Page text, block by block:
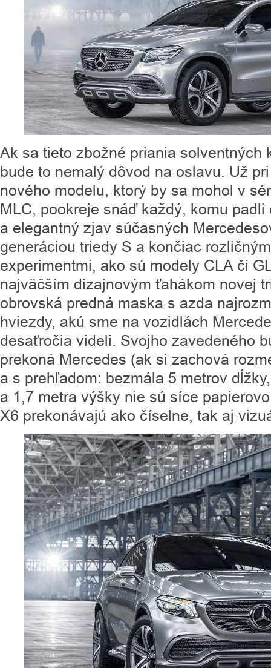
Ak sa tieto zbožné priania solventných
bude to nemalý dôvod na oslavu. Už
nového modelu, ktorý by sa mohol v
MLC, pookreje snáď každý, komu
a elegantný zjav súčasných
generáciou triedy S a končiac
experimentmi, ako sú modely CLA či
najväčším dizajnovým ťahákom novej
obrovská predná maska s azda
hviezdy, akú sme na vozidlách
desaťročia videli. Svojho zavedeného
prekoná Mercedes (ak si zachová
a s prehľadom: bezmála 5 metrov
a 1,7 metra výšky nie sú síce
X6 prekonávajú ako číselne, tak aj